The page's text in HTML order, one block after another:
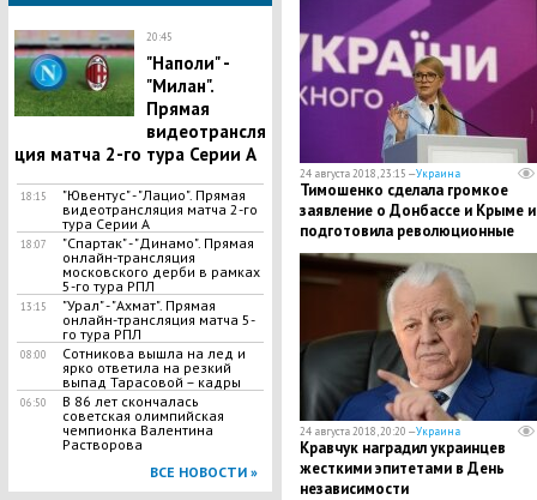
20:45
"Наполи" -
"Милан".
Прямая
видеотрансля
ция матча 2-го тура Серии А
18:15
"Ювентус" - "Лацио". Прямая
видеотрансляция матча 2-го
тура Серии А
18:07
"Спартак" - "Динамо". Прямая
онлайн-трансляция
московского дерби в рамках
5-го тура РПЛ
13:15
"Урал" - "Ахмат". Прямая
онлайн-трансляция матча 5-
го тура РПЛ
08:00
Сотникова вышла на лед и
ярко ответила на резкий
выпад Тарасовой – кадры
06:50
В 86 лет скончалась
советская олимпийская
чемпионка Валентина
Растворова
ВСЕ НОВОСТИ »
24 августа 2018, 23:15 —Украина
Тимошенко сделала громкое
заявление о Донбассе и Крыме и
подготовила революционные
изменения в конституцию
24 августа 2018, 20:20 —Украина
Кравчук наградил украинцев
жесткими эпитетами в День
независимости